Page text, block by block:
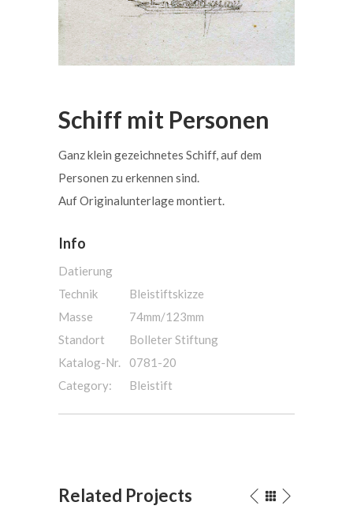
Schiff mit Personen
Ganz klein gezeichnetes Schiff, auf dem
Personen zu erkennen sind.
Auf Originalunterlage montiert.
Info
Datierung
Technik
Bleistiftskizze
Masse
74mm/123mm
Standort
Bolleter Stiftung
Katalog-Nr.
0781-20
Category:
Bleistift
Related Projects